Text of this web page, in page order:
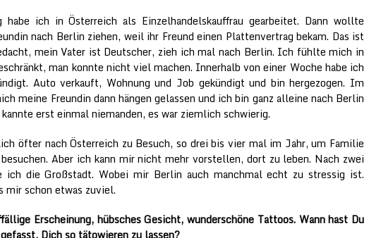
habe ich in Österreich als Einzelhandelskauffrau gearbeitet. Dann wollte
nach Berlin ziehen, weil ihr Freund einen Plattenvertrag bekam. Das ist
mein Vater ist Deutscher, zieh ich mal nach Berlin. Ich fühlte mich in
man konnte nicht viel machen. Innerhalb von einer Woche habe ich
Auto verkauft, Wohnung und Job gekündigt und bin hergezogen. Im
meine Freundin dann hängen gelassen und ich bin ganz alleine nach Berlin
erst einmal niemanden, es war ziemlich schwierig.
öfter nach Österreich zu Besuch, so drei bis vier mal im Jahr, um Familie
Aber ich kann mir nicht mehr vorstellen, dort zu leben. Nach zwei
ich die Großstadt. Wobei mir Berlin auch manchmal echt zu stressig ist.
mir schon etwas zuviel.
Erscheinung, hübsches Gesicht, wunderschöne Tattoos. Wann hast Du
Dich so tätowieren zu lassen?